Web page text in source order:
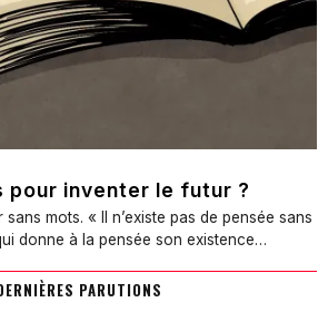
pour inventer le futur ?
mots. « Il n’existe pas de pensée sans
donne à la pensée son existence…
PARUTIONS